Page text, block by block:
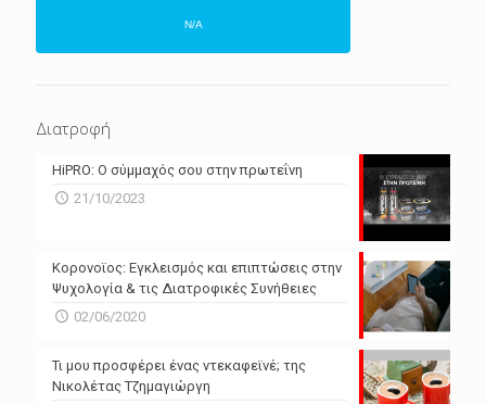
N/A
N/A
Powered by Forecast.io
Διατροφή
HiPRO: Ο σύμμαχός σου στην πρωτεΐνη
21/10/2023
Κορονοϊος: Εγκλεισμός και επιπτώσεις στην
Ψυχολογία & τις Διατροφικές Συνήθειες
02/06/2020
Τι μου προσφέρει ένας ντεκαφεϊνέ; της
Νικολέτας Τζημαγιώργη